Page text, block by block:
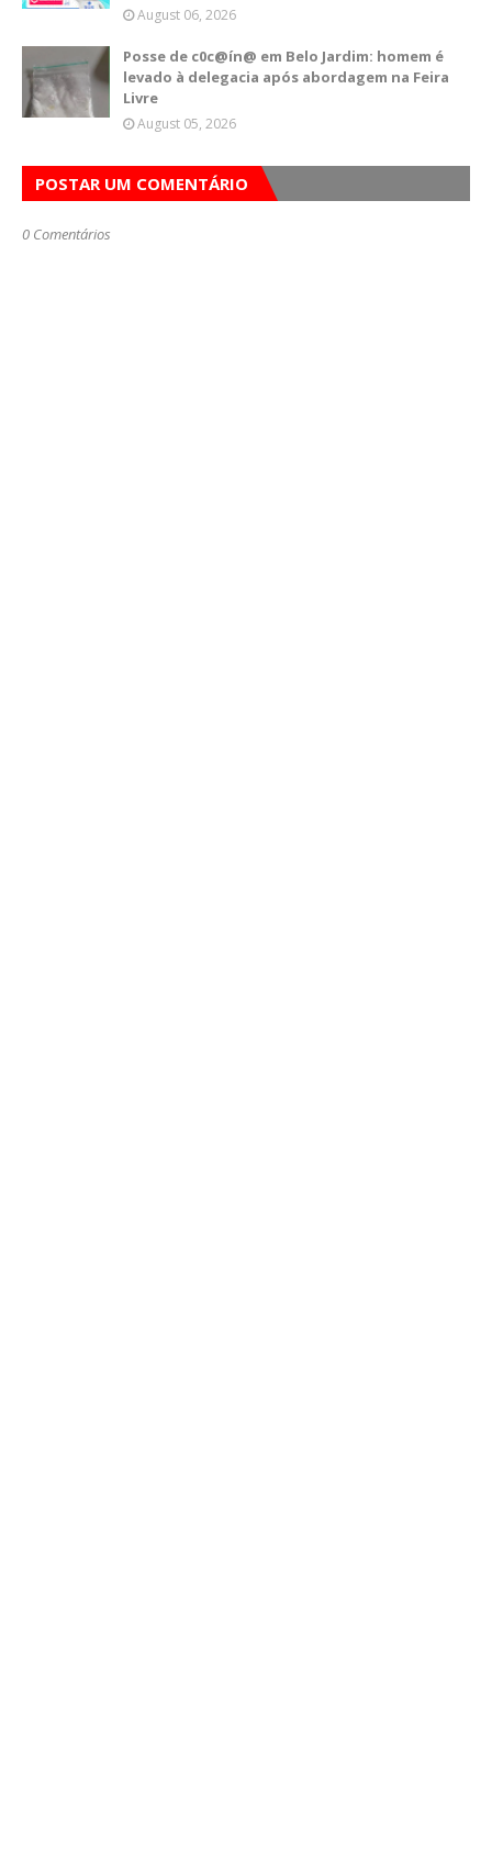
August 06, 2026
Posse de c0c@ín@ em Belo Jardim: homem é
levado à delegacia após abordagem na Feira
Livre
August 05, 2026
POSTAR UM COMENTÁRIO
0 Comentários